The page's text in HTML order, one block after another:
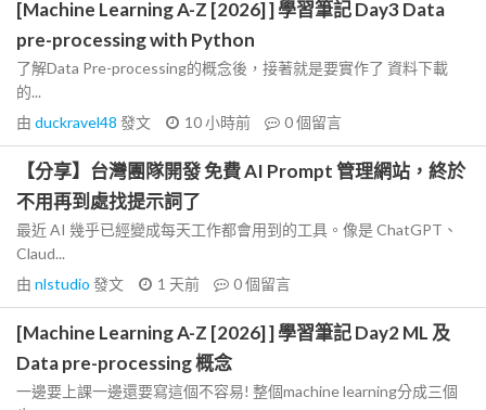
[Machine Learning A-Z [2026] ] 學習筆記 Day3 Data
pre-processing with Python
了解Data Pre-processing的概念後，接著就是要實作了 資料下載
的...
由 duckravel48 發文 10 小時前 0個留言
【分享】台灣團隊開發 免費 AI Prompt 管理網站，終於
不用再到處找提示詞了
最近 AI 幾乎已經變成每天工作都會用到的工具。像是 ChatGPT、
Claud...
由 nlstudio 發文 1 天前 0個留言
[Machine Learning A-Z [2026] ] 學習筆記 Day2 ML 及
Data pre-processing 概念
一邊要上課一邊還要寫這個不容易! 整個machine learning分成三個